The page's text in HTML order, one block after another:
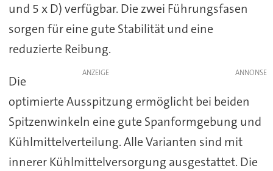
und 5 x D) verfügbar. Die zwei Führungsfasen
sorgen für eine gute Stabilität und eine
reduzierte Reibung.
ANZEIGE
Die
optimierte Ausspitzung ermöglicht bei beiden
Spitzenwinkeln eine gute Spanformgebung und
Kühlmittelverteilung. Alle Varianten sind mit
innerer Kühlmittelversorgung ausgestattet. Die